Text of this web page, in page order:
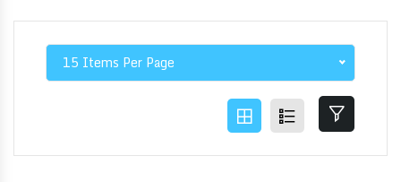
15 Items Per Page